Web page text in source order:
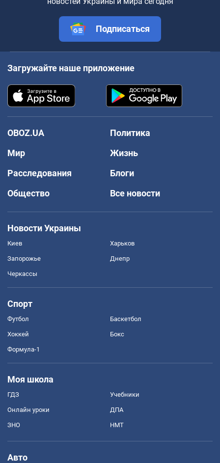
Подписаться
Загружайте наше приложение
OBOZ.UA
Политика
Мир
Жизнь
Расследования
Блоги
Общество
Все новости
Новости Украины
Киев Харьков
Запорожье Днепр
Черкассы
Спорт
Футбол Баскетбол
Хоккей Бокс
Формула-1
Моя школа
ГДЗ Учебники
Онлайн уроки ДПА
ЗНО НМТ
Авто